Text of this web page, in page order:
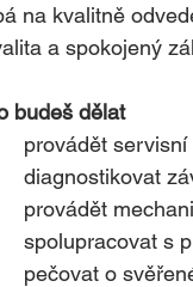
na kvalitně
a spokojený
budeš dělat
provádět
diagnostikovat
provádět
spolupracovat s
pečovat o